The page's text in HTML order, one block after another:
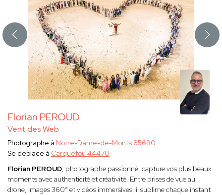
Florian PEROUD
Vent des Web
Photographe à Notre-Dame-de-Monts 85690
Se déplace à Carquefou 44470
Florian PEROUD, photographe passionné, capture vos plus beaux
moments avec authenticité et créativité. Entre prises de vue au
drone, images 360° et vidéos immersives, il sublime chaque instant